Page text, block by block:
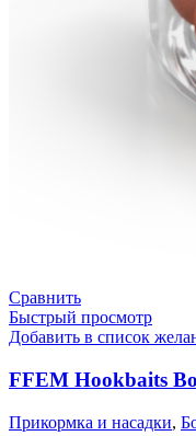
Сравнить
Быстрый просмотр
Добавить в список
FFEM Hookbaits
Прикормка и насадки,